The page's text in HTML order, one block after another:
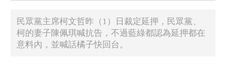
民眾黨主席柯文哲昨（1）日裁定延押，民眾黨、
柯的妻子陳佩琪喊抗告，不過藍綠都認為延押都在
意料內，並喊話橘子快回台。